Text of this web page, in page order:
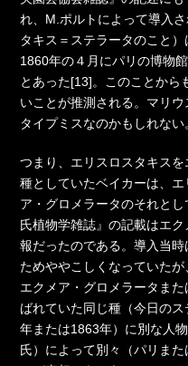
れ、M.ポルトによって導入
タキス＝ステラータのこと
1860年の４月にパリの博物
とあった[13]。このことから
いことが推測される。マリ
タイプミスなのかもしれない
つまり、エリスロスタキス
種としていたベイカーは、
ア・グロメラータのそれと
氏植物学雑誌』の記載はエ
報だったのである。導入当
ためややこしくなっていた
エクメア・グロメラータま
ばれていた同じ種（今日の
年または1863年）に別な人
氏）によって別々（パリま